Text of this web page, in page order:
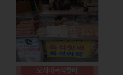
모래내즉석핫바